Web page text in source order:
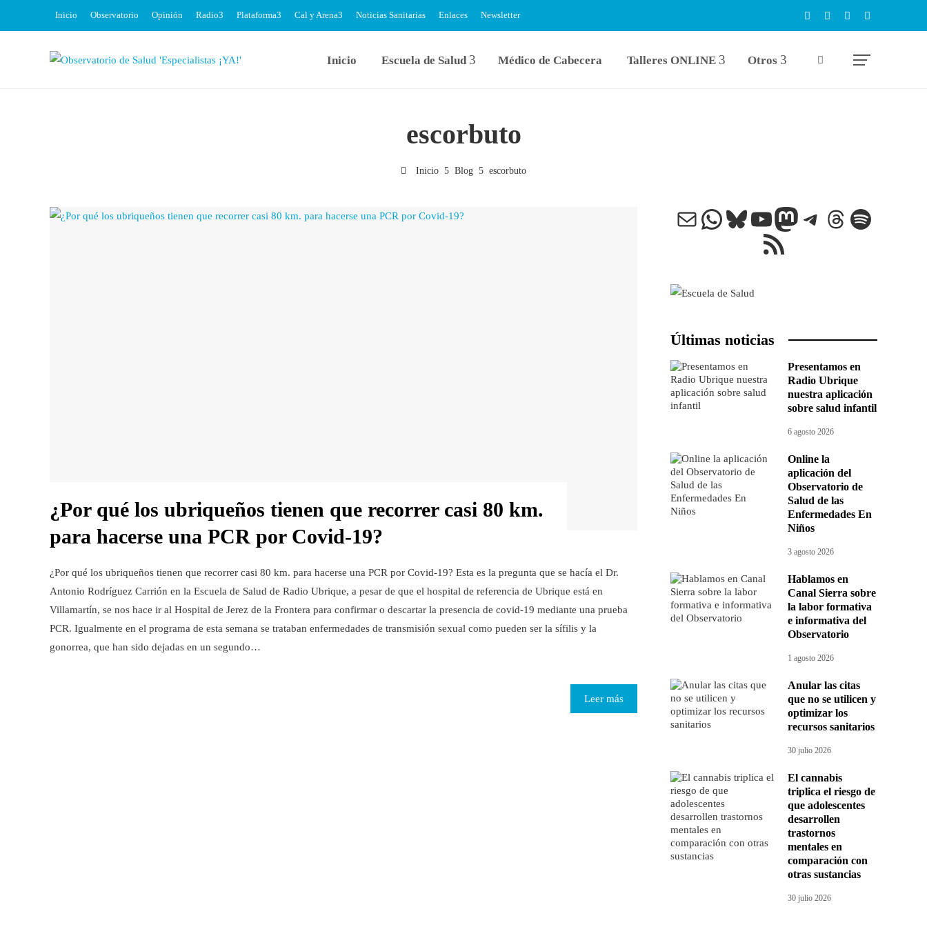
Inicio Observatorio Opinión Radio Plataforma Cal y Arena Noticias Sanitarias Enlaces Newsletter
Inicio Escuela de Salud Médico de Cabecera Talleres ONLINE Otros
escorbuto
Inicio Blog escorbuto
¿Por qué los ubriqueños tienen que recorrer casi 80 km.
para hacerse una PCR por Covid-19?
¿Por qué los ubriqueños tienen que recorrer casi 80 km. para hacerse una PCR por Covid-19? Esta es la pregunta que se hacía el Dr.
Antonio Rodríguez Carrión en la Escuela de Salud de Radio Ubrique, a pesar de que el hospital de referencia de Ubrique está en
Villamartín, se nos hace ir al Hospital de Jerez de la Frontera para confirmar o descartar la presencia de covid-19 mediante una prueba
PCR. Igualmente en el programa de esta semana se trataban enfermedades de transmisión sexual como pueden ser la sífilis y la
gonorrea, que han sido dejadas en un segundo…
Leer más
Correo electrónico
WhatsApp
Bluesky
YouTube
Mastodon
Telegram
Threads
Spotify
Feed RSS
Últimas noticias
Presentamos en
Radio Ubrique
nuestra aplicación
sobre salud infantil
6 agosto 2026
Online la
aplicación del
Observatorio de
Salud de las
Enfermedades En
Niños
3 agosto 2026
Hablamos en
Canal Sierra sobre
la labor formativa
e informativa del
Observatorio
1 agosto 2026
Anular las citas
que no se utilicen y
optimizar los
recursos sanitarios
30 julio 2026
El cannabis
triplica el riesgo de
que adolescentes
desarrollen
trastornos
mentales en
comparación con
otras sustancias
30 julio 2026